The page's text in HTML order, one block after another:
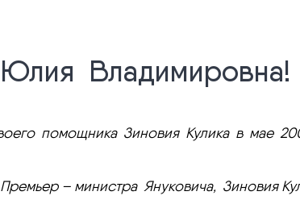
Владимировна!
помощника Зиновия Кулика в мае
– министра Януковича, Зиновия